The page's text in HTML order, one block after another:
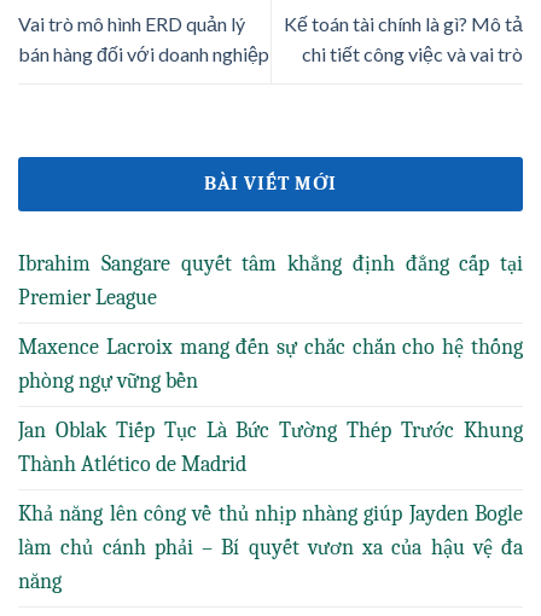
Vai trò mô hình ERD quản lý
bán hàng đối với doanh nghiệp
Kế toán tài chính là gì? Mô tả
chi tiết công việc và vai trò
BÀI VIẾT MỚI
Ibrahim Sangare quyết tâm khẳng định đẳng cấp tại
Premier League
Maxence Lacroix mang đến sự chắc chắn cho hệ thống
phòng ngự vững bền
Jan Oblak Tiếp Tục Là Bức Tường Thép Trước Khung
Thành Atlético de Madrid
Khả năng lên công về thủ nhịp nhàng giúp Jayden Bogle
làm chủ cánh phải – Bí quyết vươn xa của hậu vệ đa
năng